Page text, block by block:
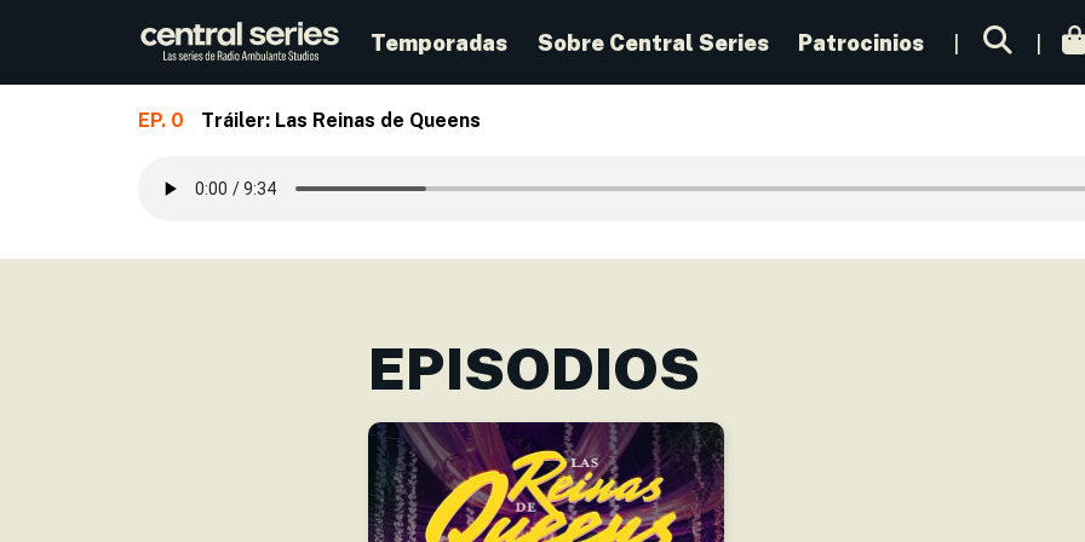
Temporadas Sobre Central Series Patrocinios
EP. 0 Tráiler: Las Reinas de Queens
EPISODIOS